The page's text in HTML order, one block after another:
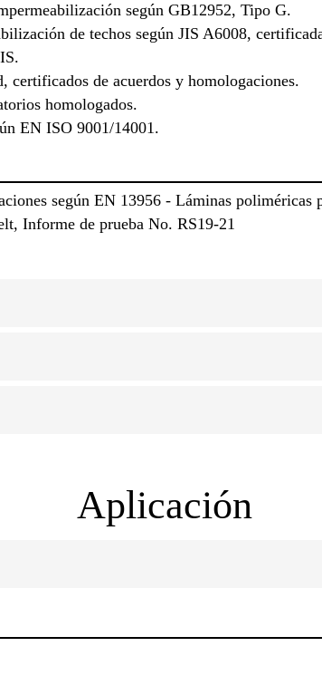
según GB12952, Tipo G.
de techos según JIS A6008,
certificados de acuerdos y homologaciones.
homologados.
EN ISO 9001/14001.
según EN 13956 - Láminas poliméricas
Informe de prueba No. RS19-21
Aplicación